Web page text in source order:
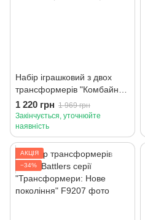
Набір іграшковий з двох
трансформерів "Комбайнер
2" , серії "Трансформери:
Земна іскра"
1 220 грн 1 969 грн
Закінчується, уточнюйте
наявність
АКЦІЯ
−34%